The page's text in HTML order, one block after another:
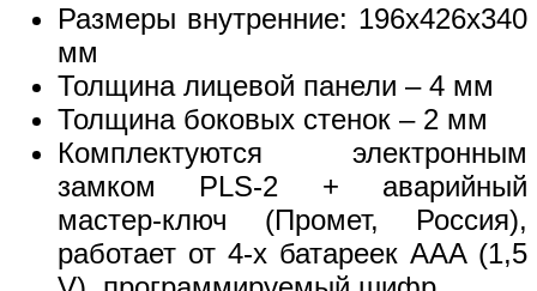
Размеры внутренние: 196x426x340
мм
Толщина лицевой панели – 4 мм
Толщина боковых стенок – 2 мм
Комплектуются электронным
замком PLS-2 + аварийный
мастер-ключ (Промет, Россия),
работает от 4-х батареек ААA (1,5